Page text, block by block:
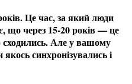
Це час, за який люди
що через 15-20 років — це
Але у вашому
синхронізувались і